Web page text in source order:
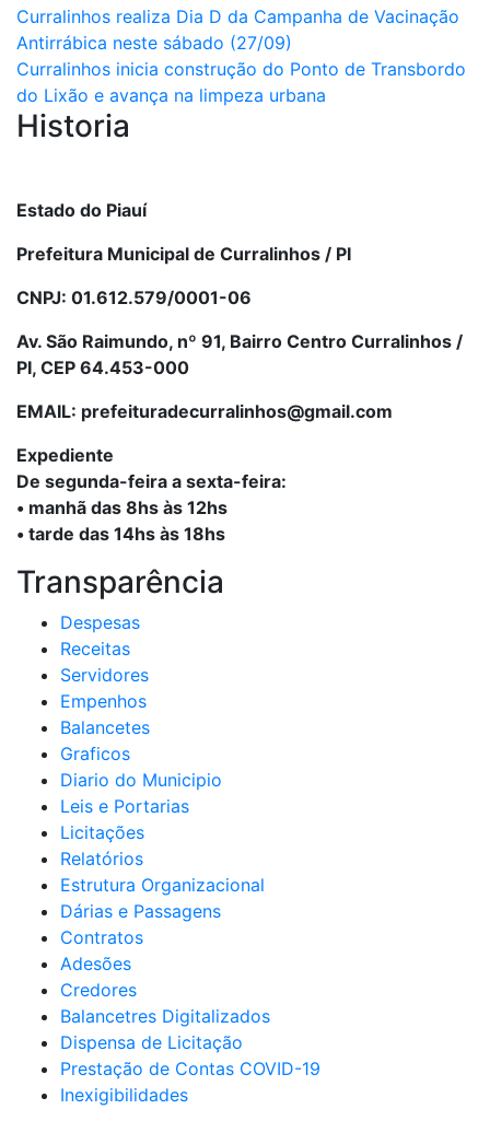
Navegação
de
Post
Curralinhos realiza Dia D da Campanha de Vacinação
Antirrábica neste sábado (27/09)
Curralinhos inicia construção do Ponto de Transbordo
do Lixão e avança na limpeza urbana
Historia
Estado do Piauí
Prefeitura Municipal de Curralinhos / PI
CNPJ: 01.612.579/0001-06
Av. São Raimundo, nº 91, Bairro Centro Curralinhos /
PI, CEP 64.453-000
EMAIL: prefeituradecurralinhos@gmail.com
Expediente
De segunda-feira a sexta-feira:
• manhã das 8hs às 12hs
• tarde das 14hs às 18hs
Transparência
Despesas
Receitas
Servidores
Empenhos
Balancetes
Graficos
Diario do Municipio
Leis e Portarias
Licitações
Relatórios
Estrutura Organizacional
Dárias e Passagens
Contratos
Adesões
Credores
Balancetres Digitalizados
Dispensa de Licitação
Prestação de Contas COVID-19
Inexigibilidades